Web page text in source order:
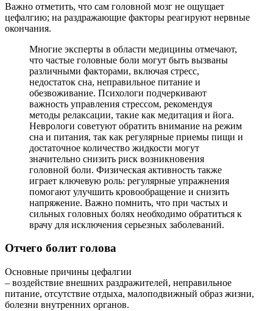
Важно отметить, что сам головной мозг не ощущает
цефалгию; на раздражающие факторы реагируют нервные
окончания.
Многие эксперты в области медицины отмечают,
что частые головные боли могут быть вызваны
различными факторами, включая стресс,
недостаток сна, неправильное питание и
обезвоживание. Психологи подчеркивают
важность управления стрессом, рекомендуя
методы релаксации, такие как медитация и йога.
Неврологи советуют обратить внимание на режим
сна и питания, так как регулярные приемы пищи и
достаточное количество жидкости могут
значительно снизить риск возникновения
головной боли. Физическая активность также
играет ключевую роль: регулярные упражнения
помогают улучшить кровообращение и снизить
напряжение. Важно помнить, что при частых и
сильных головных болях необходимо обратиться к
врачу для исключения серьезных заболеваний.
Отчего болит голова
Основные причины цефалгии
– воздействие внешних раздражителей, неправильное
питание, отсутствие отдыха, малоподвижный образ жизни,
болезни внутренних органов.